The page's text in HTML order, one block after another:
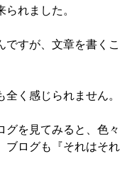
れました。
ですが、文章を書くこ
く感じられません。
グを見てみると、色々
ブログも『それはそれ